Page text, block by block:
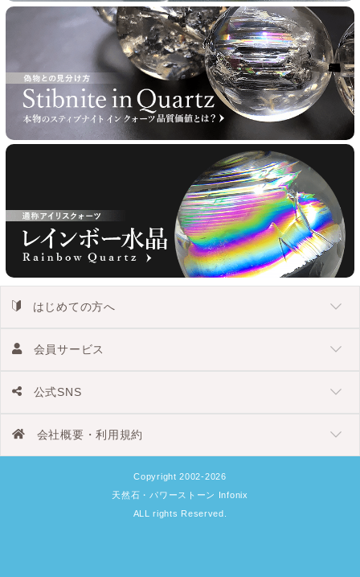
はじめての方へ
会員サービス
公式SNS
会社概要・利用規約
Copyright 2002-2026
天然石・パワーストーン Infonix
ALL rights Reserved.